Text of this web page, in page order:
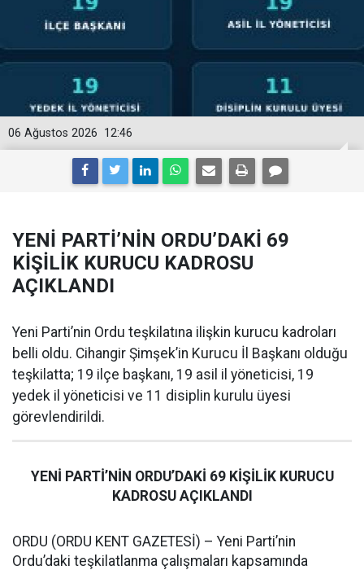
12:46
06 Ağustos 2026
YENİ PARTİ’NİN ORDU’DAKİ 69
KİŞİLİK KURUCU KADROSU
AÇIKLANDI
Yeni Parti’nin Ordu teşkilatına ilişkin kurucu kadroları
belli oldu. Cihangir Şimşek’in Kurucu İl Başkanı olduğu
teşkilatta; 19 ilçe başkanı, 19 asil il yöneticisi, 19
yedek il yöneticisi ve 11 disiplin kurulu üyesi
görevlendirildi.
YENİ PARTİ’NİN ORDU’DAKİ 69 KİŞİLİK KURUCU
KADROSU AÇIKLANDI
ORDU (ORDU KENT GAZETESİ) – Yeni Parti’nin
Ordu’daki teşkilatlanma çalışmaları kapsamında